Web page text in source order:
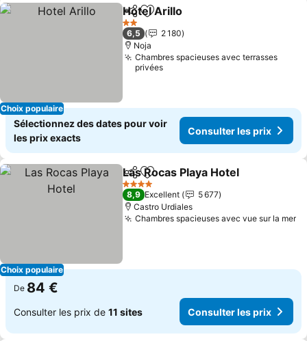
Choix populaire
PartagerAjouter à mes favoris
Hotel Arillo
2 Étoiles
6,5
2 180
Noja
Chambres spacieuses avec terrasses
privées
Sélectionnez des dates pour voir
les prix exacts
Consulter les prix
Choix populaire
PartagerAjouter à mes favoris
Las Rocas Playa Hotel
4 Étoiles
8,9 Excellent
5 677
Castro Urdiales
Chambres spacieuses avec vue sur la mer
De 84 €
Consulter les prix de 11 sites Consulter les prix